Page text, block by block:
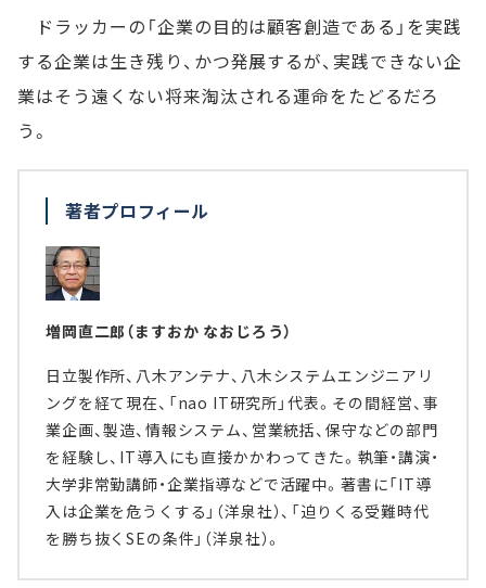
ドラッカーの「企業の目的は顧客創造である」を実践
する企業は生き残り、かつ発展するが、実践できない企
業はそう遠くない将来淘汰される運命をたどるだろ
う。
著者プロフィール
増岡直二郎（ますおか なおじろう）
日立製作所、八木アンテナ、八木システムエンジニアリ
ングを経て現在、「nao IT研究所」代表。その間経営、事
業企画、製造、情報システム、営業統括、保守などの部門
を経験し、IT導入にも直接かかわってきた。執筆・講演・
大学非常勤講師・企業指導などで活躍中。著書に「IT導
入は企業を危うくする」（洋泉社）、「迫りくる受難時代
を勝ち抜くSEの条件」（洋泉社）。